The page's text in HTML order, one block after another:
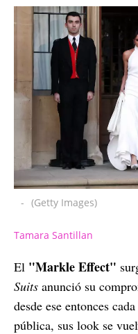
- (Getty Images)
Tamara Santillan
El "Markle Effect"
Suits anunció su
desde ese entonces
pública, sus look se